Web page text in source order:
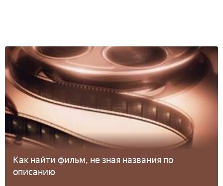
Как найти фильм, не зная названия по
описанию